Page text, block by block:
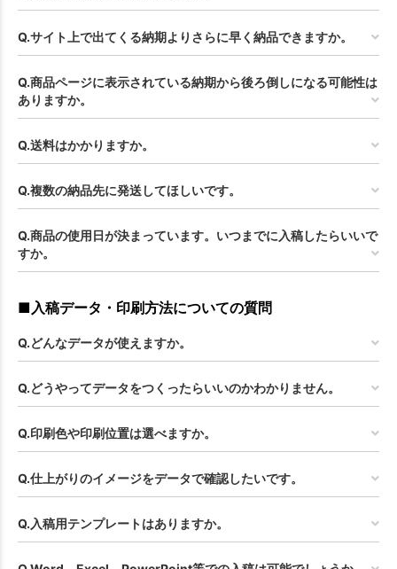
Q.サイト上で出てくる納期よりさらに早く納品できますか。
Q.商品ページに表示されている納期から後ろ倒しになる可能性は
ありますか。
Q.送料はかかりますか。
Q.複数の納品先に発送してほしいです。
Q.商品の使用日が決まっています。いつまでに入稿したらいいで
すか。
■入稿データ・印刷方法についての質問
Q.どんなデータが使えますか。
Q.どうやってデータをつくったらいいのかわかりません。
Q.印刷色や印刷位置は選べますか。
Q.仕上がりのイメージをデータで確認したいです。
Q.入稿用テンプレートはありますか。